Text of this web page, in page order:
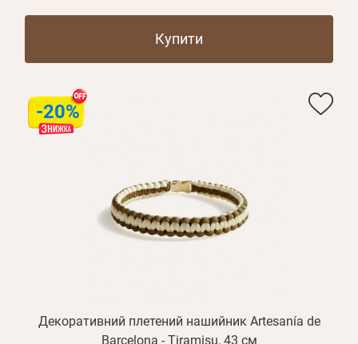
Купити
-20%
Декоративний плетений нашийник Artesanía de
Barcelona - Tiramisu, 43 см